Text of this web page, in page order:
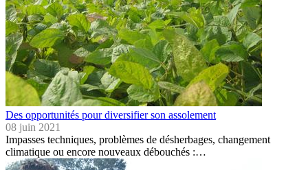
Des opportunités pour diversifier son assolement
08 juin 2021
Impasses techniques, problèmes de désherbages, changement
climatique ou encore nouveaux débouchés :…